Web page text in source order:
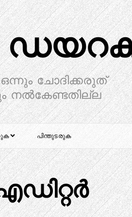
ചോദിക്കരുത്
നൽകേണ്ടതില്ല
പിന്തുടരുക